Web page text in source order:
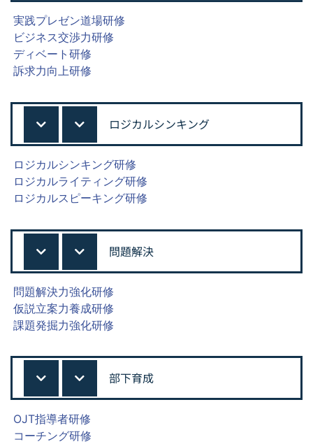
実践プレゼン道場研修
ビジネス交渉力研修
ディベート研修
訴求力向上研修
ロジカルシンキング
ロジカルシンキング研修
ロジカルライティング研修
ロジカルスピーキング研修
問題解決
問題解決力強化研修
仮説立案力養成研修
課題発掘力強化研修
部下育成
OJT指導者研修
コーチング研修